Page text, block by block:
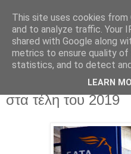
Τετάρτη 7 Αυγούστου 2019
Ταμειακό
στα τέλη του 2019
This site uses cookies
and to analyze traffic. Your
shared with Google along
metrics to ensure quality of
statistics, and to detect
LEARN